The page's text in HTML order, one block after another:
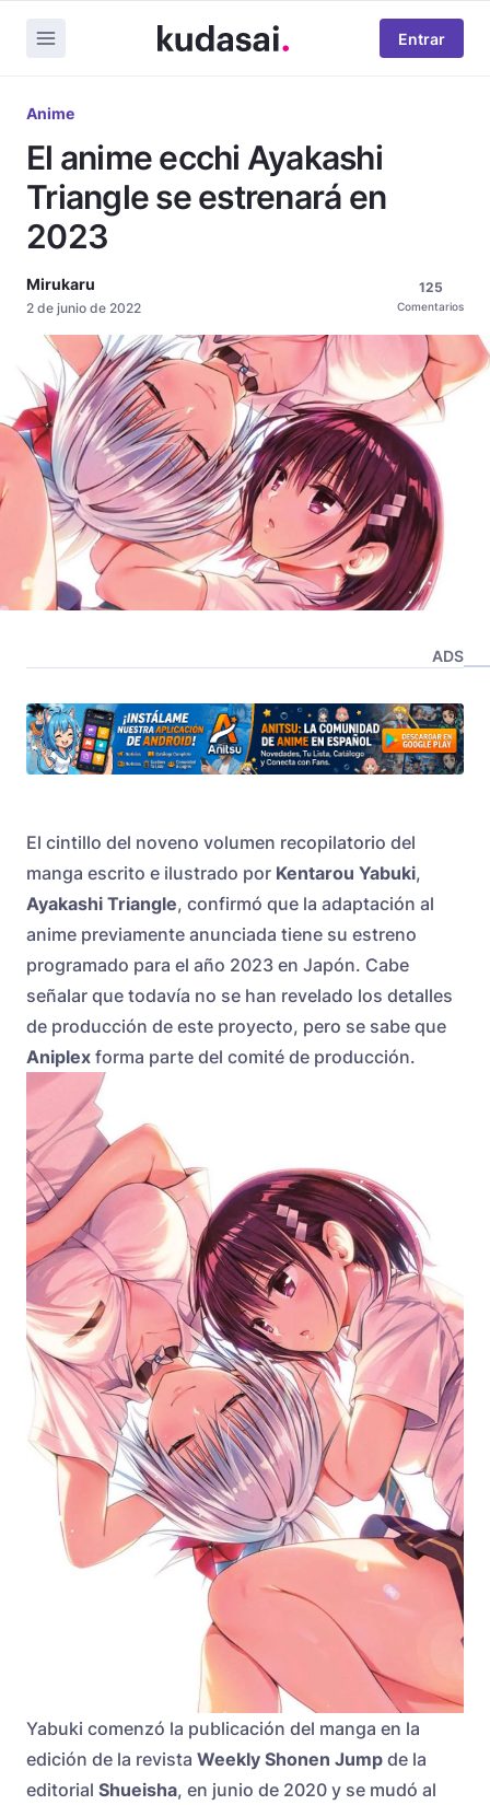
Entrar
Anime
El anime ecchi Ayakashi
Triangle se estrenará en
2023
Mirukaru
2 de junio de 2022
125
Comentarios
ADS
El cintillo del noveno volumen recopilatorio del
manga escrito e ilustrado por Kentarou Yabuki,
Ayakashi Triangle, confirmó que la adaptación al
anime previamente anunciada tiene su estreno
programado para el año 2023 en Japón. Cabe
señalar que todavía no se han revelado los detalles
de producción de este proyecto, pero se sabe que
Aniplex forma parte del comité de producción.
Yabuki comenzó la publicación del manga en la
edición de la revista Weekly Shonen Jump de la
editorial Shueisha, en junio de 2020 y se mudó al